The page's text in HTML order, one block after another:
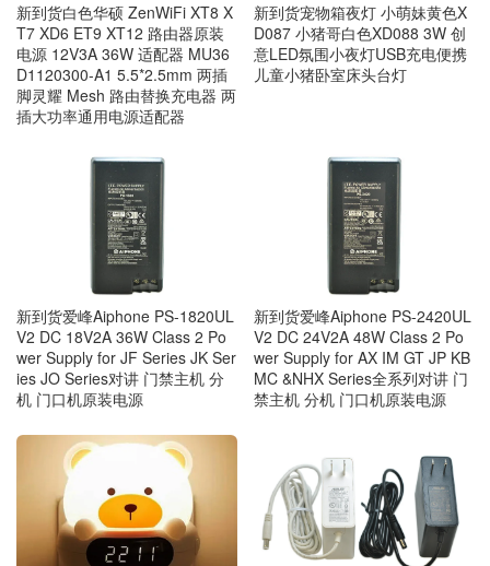
新到货白色华硕 ZenWiFi XT8 X
T7 XD6 ET9 XT12 路由器原装
电源 12V3A 36W 适配器 MU36
D1120300-A1 5.5*2.5mm 两插
脚灵耀 Mesh 路由替换充电器 两
插大功率通用电源适配器
新到货宠物箱夜灯 小萌妹黄色X
D087 小猪哥白色XD088 3W 创
意LED氛围小夜灯USB充电便携
儿童小猪卧室床头台灯
新到货爱峰Aiphone PS-1820UL
V2 DC 18V2A 36W Class 2 Po
wer Supply for JF Series JK Ser
ies JO Series对讲 门禁主机 分
机 门口机原装电源
新到货爱峰Aiphone PS-2420UL
V2 DC 24V2A 48W Class 2 Po
wer Supply for AX IM GT JP KB
MC &NHX Series全系列对讲 门
禁主机 分机 门口机原装电源